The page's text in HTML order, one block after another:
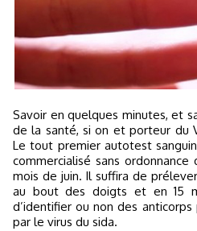
Savoir en quelques minutes, et sans l'aide d'un professionnel
de la santé, si on et porteur du
Le tout premier autotest
commercialisé sans
mois de juin. Il suffira de
au bout des doigts et en 15
d’identifier ou non des anticorps
par le virus du sida.